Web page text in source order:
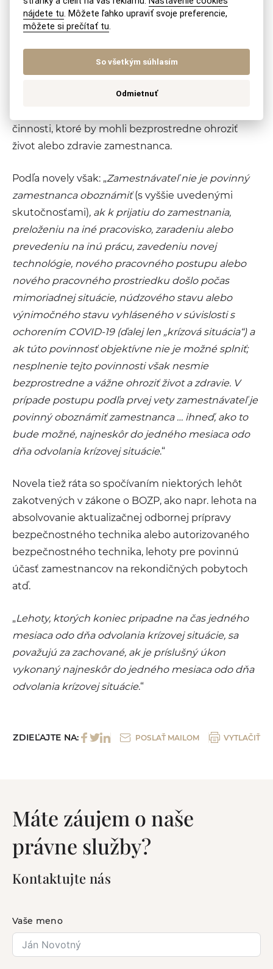
zdravia pri práci, zásadami bezpečného správania
na pracovisku a s bezpečnými pracovnými
predvídateľným nebezpečenstvom a ohrozením, s
dopadmi, ktoré môžu spôsobiť na zdraví, a s
ochranou pred nimi a so zákazom vstupovať do
činnosti, ktoré by mohli bezprostredne ohroziť
život alebo zdravie zamestnanca.
Podľa novely však: „Zamestnávateľ nie je povinný
zamestnanca oboznámiť(s vyššie uvedenými
skutočnosťami), ak k prijatiu do zamestnania,
preloženiu na iné pracovisko, zaradeniu alebo
prevedeniu na inú prácu, zavedeniu novej
technológie, nového pracovného postupu alebo
nového pracovného prostriedku došlo počas
mimoriadnej situácie, núdzového stavu alebo
výnimočného stavu vyhláseného v súvislosti s
ochorením COVID-19 (ďalej len „krízová situácia“) a
ak túto povinnosť objektívne nie je možné splniť;
nesplnenie tejto povinnosti však nesmie
bezprostredne a vážne ohroziť život a zdravie. V
prípade postupu podľa prvej vety zamestnávateľ je
povinný oboznámiť zamestnanca … ihneď, ako to
bude možné, najneskôr do jedného mesiaca odo
dňa odvolania krízovej situácie.“
Novela tiež ráta so spočívaním niektorých lehôt
zakotvených v zákone o BOZP, ako napr. lehota na
absolvovanie aktualizačnej odbornej prípravy
bezpečnostného technika alebo autorizovaného
bezpečnostného technika, lehoty pre povinnú
účasť zamestnancov na rekondičných pobytoch
atď.
„Lehoty, ktorých koniec pripadne na čas jedného
mesiaca odo dňa odvolania krízovej situácie, sa
považujú za zachované, ak je príslušný úkon
vykonaný najneskôr do jedného mesiaca odo dňa
odvolania krízovej situácie.“
ZDIEĽAJTE NA: POSLAŤ MAILOM VYTLAČIŤ
Máte záujem o naše
právne služby?
Kontaktujte nás
Vaše meno
nájdete tu. Môžete ľahko upraviť svoje preferencie,
môžete si prečítať tu.
So všetkým súhlasím
Odmietnuť